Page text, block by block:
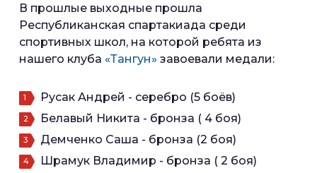
В прошлые выходные прошла
Республиканская спартакиада среди
спортивных школ, на которой ребята из
нашего клуба «Тангун» завоевали медали:
Русак Андрей - серебро (5 боёв)
Белавый Никита - бронза ( 4 боя)
Демченко Саша - бронза (2 боя)
Шрамук Владимир - бронза ( 2 боя)